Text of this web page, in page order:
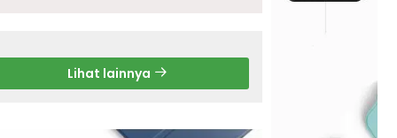
Lihat lainnya